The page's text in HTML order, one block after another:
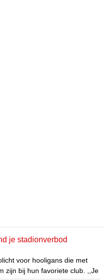
je stadionverbod
Jurriën Timber in
voor hooligans die met
zijn bij hun favoriete club. ,,Je